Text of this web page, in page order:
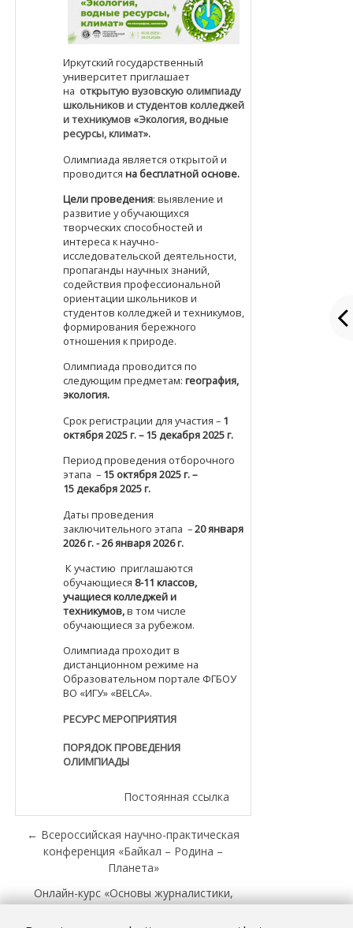
Иркутский государственный
университет приглашает
на открытую вузовскую олимпиаду
школьников и студентов колледжей
и техникумов «Экология, водные
ресурсы, климат».
Олимпиада является открытой и
проводится на бесплатной основе.
Цели проведения: выявление и
развитие у обучающихся
творческих способностей и
интереса к научно-
исследовательской деятельности,
пропаганды научных знаний,
содействия профессиональной
ориентации школьников и
студентов колледжей и техникумов,
формирования бережного
отношения к природе.
Олимпиада проводится по
следующим предметам: география,
экология.
Срок регистрации для участия – 1
октября 2025 г. – 15 декабря 2025 г.
Период проведения отборочного
этапа – 15 октября 2025 г. –
15 декабря 2025 г.
Даты проведения
заключительного этапа –20 января
2026г.- 26 января 2026 г.
К участию приглашаются
обучающиеся 8-11 классов,
учащиеся колледжей и
техникумов,в том числе
обучающиеся за рубежом.
Олимпиада проходит в
дистанционном режиме на
Образовательном портале ФГБОУ
ВО «ИГУ» «BELCA».
РЕСУРС МЕРОПРИЯТИЯ
ПОРЯДОК ПРОВЕДЕНИЯ
ОЛИМПИАДЫ
Постоянная ссылка
← Всероссийская научно-практическая
конференция «Байкал – Родина –
Планета»
Онлайн-курс «Основы журналистики,